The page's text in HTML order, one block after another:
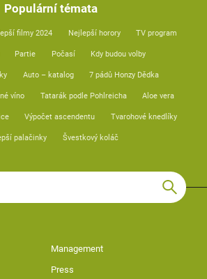
Populární témata
filmy 2024 Nejlepší horory TV program
Partie Počasí Kdy budou volby
Auto – katalog 7 pádů Honzy Dědka
víno Tatarák podle Pohlreicha Aloe vera
Výpočet ascendentu Tvarohové knedlíky
palačinky Švestkový koláč
Management
Press